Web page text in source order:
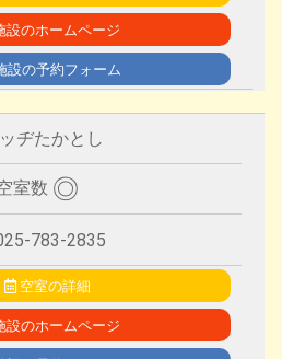
設のホームページ
設の予約フォーム
ヂたかとし
室数 ◎
783-2835
空室の詳細
設のホームページ